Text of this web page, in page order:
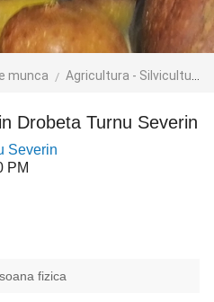
munca Agricultura - Silvicultura - Zootehnie
Drobeta Turnu Severin
Severin
PM
fizica